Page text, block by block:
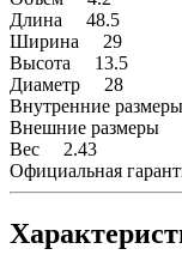
Длина 48.5
Ширина 29
Высота 13.5
Диаметр 28
Внутренние
Внешние размеры
Вес 2.43
Официальная